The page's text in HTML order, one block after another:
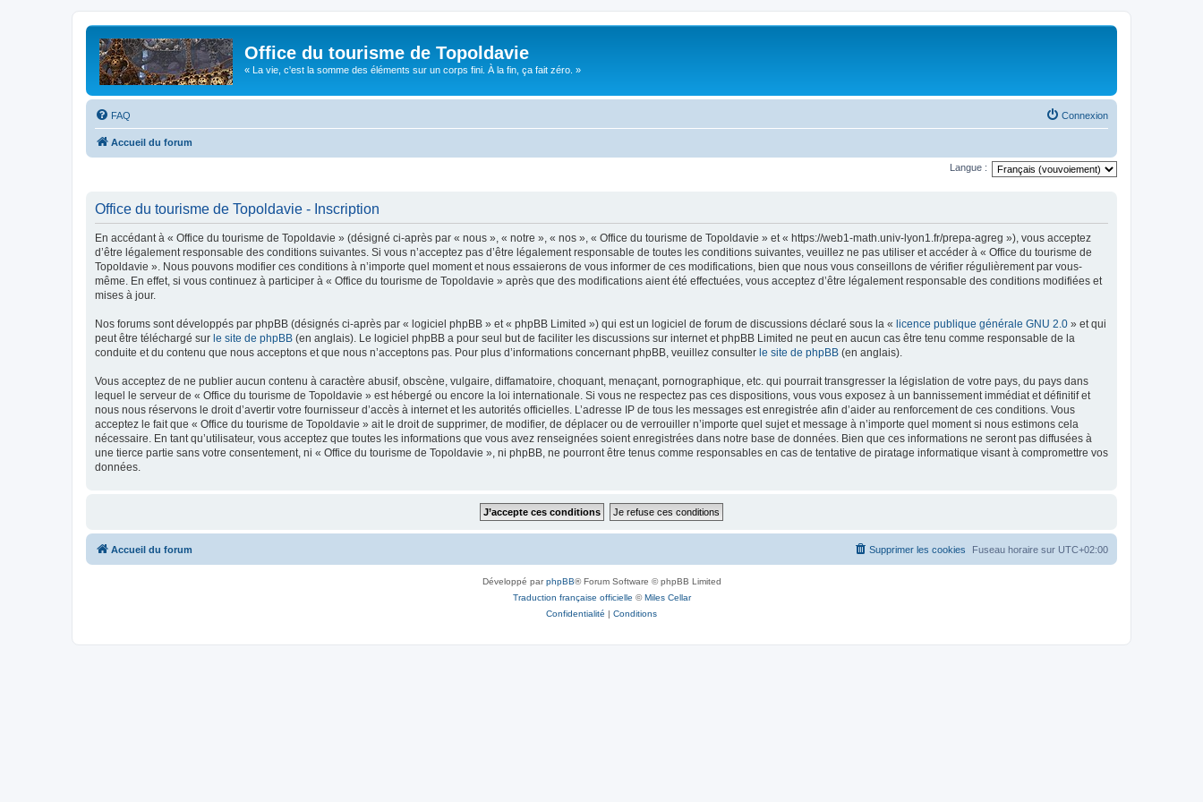
Office du tourisme de Topoldavie
« La vie, c'est la somme des éléments sur un corps fini. À la fin, ça fait zéro. »
FAQ Connexion
Accueil du forum
Langue :
Office du tourisme de Topoldavie - Inscription
En accédant à « Office du tourisme de Topoldavie » (désigné ci-après par « nous », « notre », « nos », « Office du tourisme de Topoldavie » et « https://web1-math.univ-lyon1.fr/prepa-agreg »), vous acceptez
d’être légalement responsable des conditions suivantes. Si vous n’acceptez pas d’être légalement responsable de toutes les conditions suivantes, veuillez ne pas utiliser et accéder à « Office du tourisme de
Topoldavie ». Nous pouvons modifier ces conditions à n’importe quel moment et nous essaierons de vous informer de ces modifications, bien que nous vous conseillons de vérifier régulièrement par vous-
même. En effet, si vous continuez à participer à « Office du tourisme de Topoldavie » après que des modifications aient été effectuées, vous acceptez d’être légalement responsable des conditions modifiées et
mises à jour.
Nos forums sont développés par phpBB (désignés ci-après par « logiciel phpBB » et « phpBB Limited ») qui est un logiciel de forum de discussions déclaré sous la « licence publique générale GNU 2.0 » et qui
peut être téléchargé sur le site de phpBB (en anglais). Le logiciel phpBB a pour seul but de faciliter les discussions sur internet et phpBB Limited ne peut en aucun cas être tenu comme responsable de la
conduite et du contenu que nous acceptons et que nous n’acceptons pas. Pour plus d’informations concernant phpBB, veuillez consulter le site de phpBB (en anglais).
Vous acceptez de ne publier aucun contenu à caractère abusif, obscène, vulgaire, diffamatoire, choquant, menaçant, pornographique, etc. qui pourrait transgresser la législation de votre pays, du pays dans
lequel le serveur de « Office du tourisme de Topoldavie » est hébergé ou encore la loi internationale. Si vous ne respectez pas ces dispositions, vous vous exposez à un bannissement immédiat et définitif et
nous nous réservons le droit d’avertir votre fournisseur d’accès à internet et les autorités officielles. L’adresse IP de tous les messages est enregistrée afin d’aider au renforcement de ces conditions. Vous
acceptez le fait que « Office du tourisme de Topoldavie » ait le droit de supprimer, de modifier, de déplacer ou de verrouiller n’importe quel sujet et message à n’importe quel moment si nous estimons cela
nécessaire. En tant qu’utilisateur, vous acceptez que toutes les informations que vous avez renseignées soient enregistrées dans notre base de données. Bien que ces informations ne seront pas diffusées à
une tierce partie sans votre consentement, ni « Office du tourisme de Topoldavie », ni phpBB, ne pourront être tenus comme responsables en cas de tentative de piratage informatique visant à compromettre vos
données.
Accueil du forum Fuseau horaire sur UTC+02:00
Supprimer les cookies
Développé parphpBB® Forum Software © phpBB Limited
Traduction française officielle ©Miles Cellar
Confidentialité | Conditions